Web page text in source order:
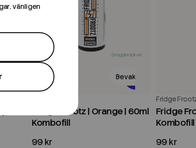
Bevaka
Fridge Frootz | Orange | 60ml
Kombofill
99 kr
Fridge
Fridge
Kombofill
99 kr
vänligen